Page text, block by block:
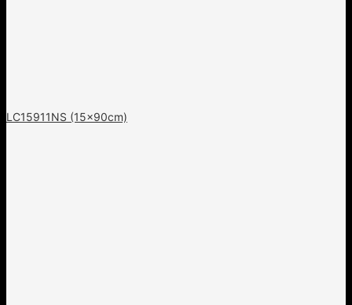
LC15911NS (15x90cm)